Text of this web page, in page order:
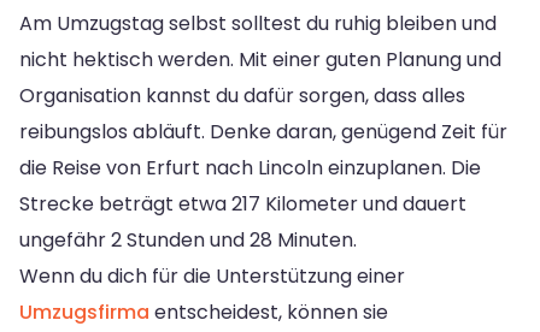
Am Umzugstag selbst solltest du ruhig bleiben und
nicht hektisch werden. Mit einer guten Planung und
Organisation kannst du dafür sorgen, dass alles
reibungslos abläuft. Denke daran, genügend Zeit für
die Reise von Erfurt nach Lincoln einzuplanen. Die
Strecke beträgt etwa 217 Kilometer und dauert
ungefähr 2 Stunden und 28 Minuten.
Wenn du dich für die Unterstützung einer
Umzugsfirma entscheidest, können sie